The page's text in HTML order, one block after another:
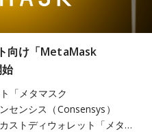
向け「MetaMask
「メタマスク
センシス（Consensys）
ストディウォレット「メタ…